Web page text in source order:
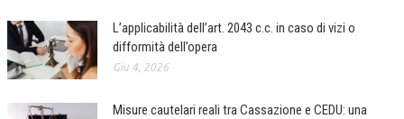
L’applicabilità dell’art. 2043 c.c. in caso di vizi o
difformità dell’opera
Giu 4, 2026
Misure cautelari reali tra Cassazione e CEDU: una